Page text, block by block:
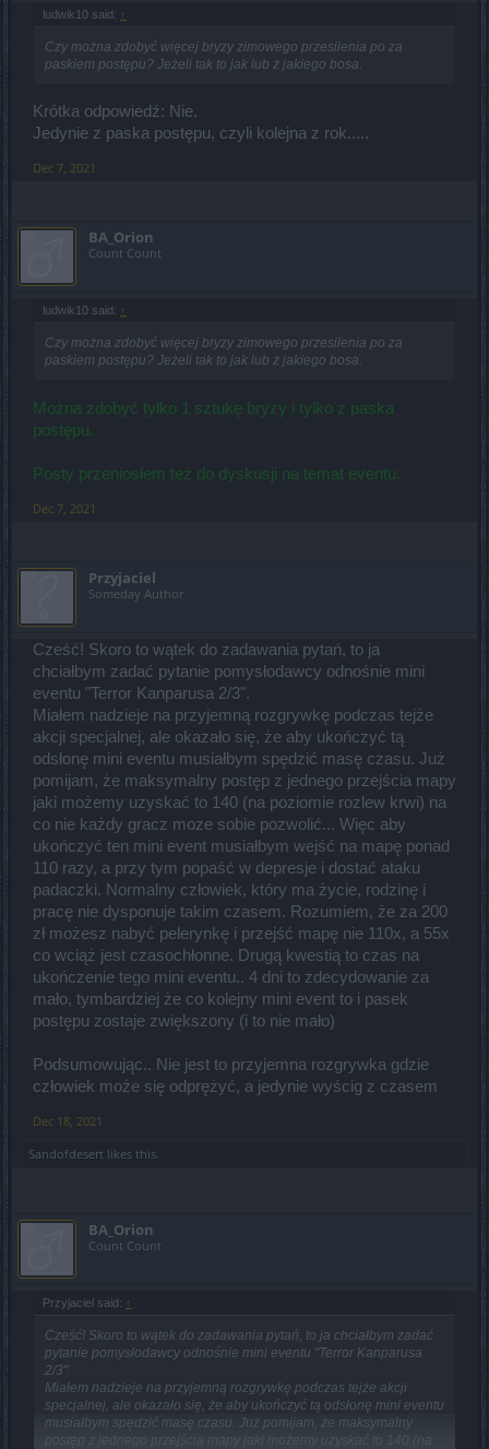
ludwik10 said: ↑
Czy można zdobyć więcej bryzy zimowego przesilenia po za
paskiem postępu? Jeżeli tak to jak lub z jakiego bosa.
Krótka odpowiedź: Nie.
Jedynie z paska postępu, czyli kolejna z rok.....
Dec 7, 2021
BA_Orion
Count Count
ludwik10 said: ↑
Czy można zdobyć więcej bryzy zimowego przesilenia po za
paskiem postępu? Jeżeli tak to jak lub z jakiego bosa.
Można zdobyć tylko 1 sztukę bryzy i tylko z paska
postępu.
Posty przeniosłem też do dyskusji na temat eventu.
Dec 7, 2021
Przyjaciel
Someday Author
Cześć! Skoro to wątek do zadawania pytań, to ja
chciałbym zadać pytanie pomysłodawcy odnośnie mini
eventu "Terror Kanparusa 2/3".
Miałem nadzieje na przyjemną rozgrywkę podczas tejże
akcji specjalnej, ale okazało się, że aby ukończyć tą
odsłonę mini eventu musiałbym spędzić masę czasu. Już
pomijam, że maksymalny postęp z jednego przejścia mapy
jaki możemy uzyskać to 140 (na poziomie rozlew krwi) na
co nie każdy gracz moze sobie pozwolić... Więc aby
ukończyć ten mini event musiałbym wejść na mapę ponad
110 razy, a przy tym popaść w depresje i dostać ataku
padaczki. Normalny człowiek, który ma życie, rodzinę i
pracę nie dysponuje takim czasem. Rozumiem, że za 200
zł możesz nabyć pelerynkę i przejść mapę nie 110x, a 55x
co wciąż jest czasochłonne. Drugą kwestią to czas na
ukończenie tego mini eventu.. 4 dni to zdecydowanie za
mało, tymbardziej że co kolejny mini event to i pasek
postępu zostaje zwiększony (i to nie mało)
Podsumowując.. Nie jest to przyjemna rozgrywka gdzie
człowiek może się odprężyć, a jedynie wyścig z czasem
Dec 18, 2021
Sandofdesert likes this.
BA_Orion
Count Count
Przyjaciel said: ↑
Cześć! Skoro to wątek do zadawania pytań, to ja chciałbym zadać
pytanie pomysłodawcy odnośnie mini eventu "Terror Kanparusa
2/3".
Miałem nadzieje na przyjemną rozgrywkę podczas tejże akcji
specjalnej, ale okazało się, że aby ukończyć tą odsłonę mini eventu
musiałbym spędzić masę czasu. Już pomijam, że maksymalny
postęp z jednego przejścia mapy jaki możemy uzyskać to 140 (na